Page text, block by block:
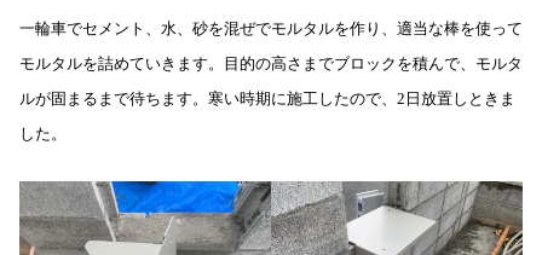
一輪車でセメント、水、砂を混ぜでモルタルを作り、適当な棒を使って
モルタルを詰めていきます。目的の高さまでブロックを積んで、モルタ
ルが固まるまで待ちます。寒い時期に施工したので、2日放置しときま
した。